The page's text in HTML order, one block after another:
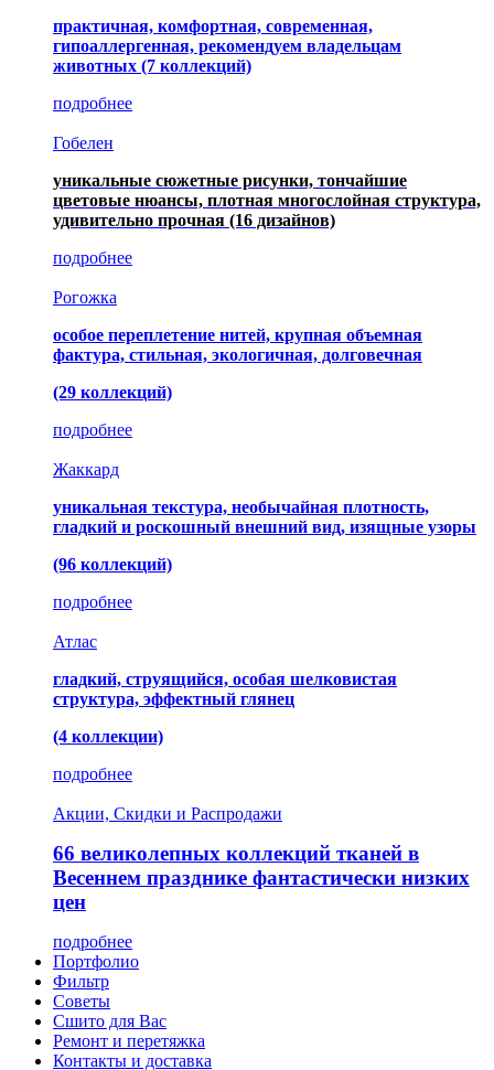
практичная, комфортная, современная,
гипоаллергенная, рекомендуем владельцам
животных (7 коллекций)
подробнее
Гобелен
уникальные сюжетные рисунки, тончайшие
цветовые нюансы, плотная многослойная структура,
удивительно прочная (16 дизайнов)
подробнее
Рогожка
особое переплетение нитей, крупная объемная
фактура, стильная, экологичная, долговечная
(29 коллекций)
подробнее
Жаккард
уникальная текстура, необычайная плотность,
гладкий и роскошный внешний вид, изящные узоры
(96 коллекций)
подробнее
Атлас
гладкий, струящийся, особая шелковистая
структура, эффектный глянец
(4 коллекции)
подробнее
Акции, Скидки и Распродажи
66 великолепных коллекций тканей в
Весеннем празднике фантастически низких
цен
подробнее
Портфолио
Фильтр
Советы
Сшито для Вас
Ремонт и перетяжка
Контакты и доставка